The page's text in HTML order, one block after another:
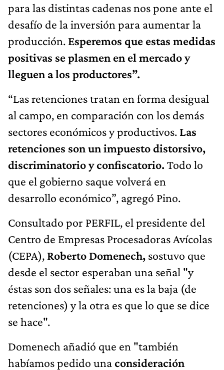
para las distintas cadenas nos pone ante el
desafío de la inversión para aumentar la
producción. Esperemos que estas medidas
positivas se plasmen en el mercado y
lleguen a los productores”.
“Las retenciones tratan en forma desigual
al campo, en comparación con los demás
sectores económicos y productivos. Las
retenciones son un impuesto distorsivo,
discriminatorio y confiscatorio. Todo lo
que el gobierno saque volverá en
desarrollo económico”, agregó Pino.
Consultado por PERFIL, el presidente del
Centro de Empresas Procesadoras Avícolas
(CEPA), Roberto Domenech, sostuvo que
desde el sector esperaban una señal "y
éstas son dos señales: una es la baja (de
retenciones) y la otra es que lo que se dice
se hace".
Domenech añadió que en "también
habíamos pedido unaconsideración